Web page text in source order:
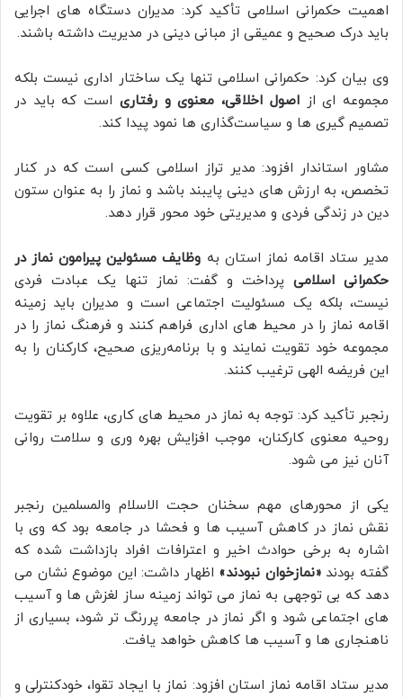
اهمیت حکمرانی اسلامی تأکید کرد: مدیران دستگاه های اجرایی
باید درک صحیح و عمیقی از مبانی دینی در مدیریت داشته باشند.
وی بیان کرد: حکمرانی اسلامی تنها یک ساختار اداری نیست بلکه
مجموعه ای ازاصول اخلاقی، معنوی و رفتاری است که باید در
تصمیم گیری ها و سیاست‌گذاری ها نمود پیدا کند.
مشاور استاندار افزود: مدیر تراز اسلامی کسی است که در کنار
تخصص، به ارزش های دینی پایبند باشد و نماز را به عنوان ستون
دین در زندگی فردی و مدیریتی خود محور قرار دهد.
مدیر ستاد اقامه نماز استان به وظایف مسئولین پیرامون نماز در
حکمرانی اسلامی پرداخت و گفت: نماز تنها یک عبادت فردی
نیست، بلکه یک مسئولیت اجتماعی است و مدیران باید زمینه
اقامه نماز را در محیط های اداری فراهم کنند و فرهنگ نماز را در
مجموعه خود تقویت نمایند و با برنامه‌ریزی صحیح، کارکنان را به
این فریضه الهی ترغیب کنند.
رنجبر تأکید کرد: توجه به نماز در محیط های کاری، علاوه بر تقویت
روحیه معنوی کارکنان، موجب افزایش بهره وری و سلامت روانی
آنان نیز می شود.
یکی از محورهای مهم سخنان حجت الاسلام والمسلمین رنجبر
نقش نماز در کاهش آسیب ها و فحشا در جامعه بود که وی با
اشاره به برخی حوادث اخیر و اعترافات افراد بازداشت شده که
گفته بودند«نمازخوان نبودند» اظهار داشت: این موضوع نشان می
دهد که بی توجهی به نماز می تواند زمینه ساز لغزش ها و آسیب
های اجتماعی شود و اگر نماز در جامعه پررنگ تر شود، بسیاری از
ناهنجاری ها و آسیب ها کاهش خواهد یافت.
مدیر ستاد اقامه نماز استان افزود: نماز با ایجاد تقوا، خودکنترلی و